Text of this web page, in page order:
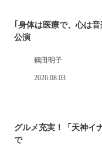
｢身体は医療で、心は
公演
鶴田明子
2026.08.03
グルメ充実！「天神
で